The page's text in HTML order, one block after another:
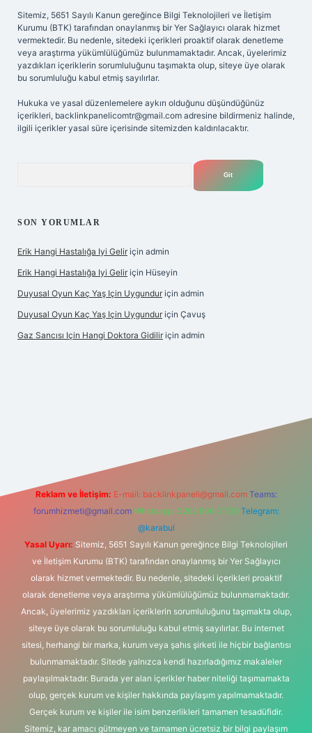
Sitemiz, 5651 Sayılı Kanun gereğince Bilgi Teknolojileri ve İletişim
Kurumu (BTK) tarafından onaylanmış bir Yer Sağlayıcı olarak hizmet
vermektedir. Bu nedenle, sitedeki içerikleri proaktif olarak denetleme
veya araştırma yükümlülüğümüz bulunmamaktadır. Ancak, üyelerimiz
yazdıkları içeriklerin sorumluluğunu taşımakta olup, siteye üye olarak
bu sorumluluğu kabul etmiş sayılırlar.
Hukuka ve yasal düzenlemelere aykırı olduğunu düşündüğünüz
içerikleri, backlinkpanelicomtr@gmail.com adresine bildirmeniz halinde,
ilgili içerikler yasal süre içerisinde sitemizden kaldırılacaktır.
SON YORUMLAR
Erik Hangi Hastalığa Iyi Gelir için admin
Erik Hangi Hastalığa Iyi Gelir için Hüseyin
Duyusal Oyun Kaç Yaş Için Uygundur için admin
Duyusal Oyun Kaç Yaş Için Uygundur için Çavuş
Gaz Sancısı Için Hangi Doktora Gidilir için admin
Reklam ve İletişim: E-mail: backlinkpaneli@gmail.com Teams:
forumhizmeti@gmail.com Whatsapp: 0262 606 0 726 Telegram:
@karabul
Yasal Uyarı: Sitemiz, 5651 Sayılı Kanun gereğince Bilgi Teknolojileri
ve İletişim Kurumu (BTK) tarafından onaylanmış bir Yer Sağlayıcı
olarak hizmet vermektedir. Bu nedenle, sitedeki içerikleri proaktif
olarak denetleme veya araştırma yükümlülüğümüz bulunmamaktadır.
Ancak, üyelerimiz yazdıkları içeriklerin sorumluluğunu taşımakta olup,
siteye üye olarak bu sorumluluğu kabul etmiş sayılırlar. Bu internet
sitesi, herhangi bir marka, kurum veya şahıs şirketi ile hiçbir bağlantısı
bulunmamaktadır. Sitede yalnızca kendi hazırladığımız makaleler
paylaşılmaktadır. Burada yer alan içerikler haber niteliği taşımamakta
olup, gerçek kurum ve kişiler hakkında paylaşım yapılmamaktadır.
Gerçek kurum ve kişiler ile isim benzerlikleri tamamen tesadüfidir.
Sitemiz, kar amacı gütmeyen ve tamamen ücretsiz bir bilgi paylaşım